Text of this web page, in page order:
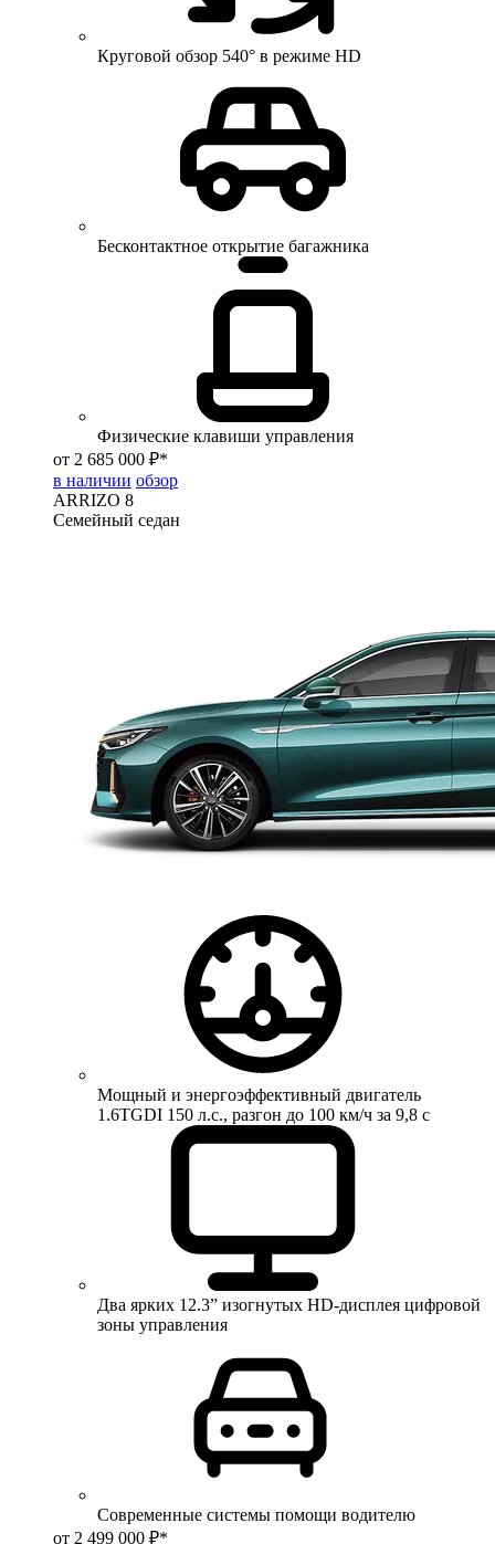
Круговой обзор 540° в режиме HD
Бесконтактное открытие багажника
Физические клавиши управления
от 2 685 000 ₽*
в наличии обзор
ARRIZO 8
Семейный седан
Мощный и энергоэффективный двигатель
1.6TGDI 150 л.с., разгон до 100 км/ч за 9,8 с
Два ярких 12.3” изогнутых HD-дисплея цифровой
зоны управления
Современные системы помощи водителю
от 2 499 000 ₽*